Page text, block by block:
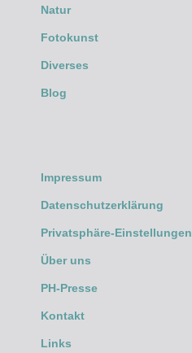
Natur
Fotokunst
Diverses
Blog
Impressum
Datenschutzerklärung
Privatsphäre-Einstellungen
Über uns
PH-Presse
Kontakt
Links